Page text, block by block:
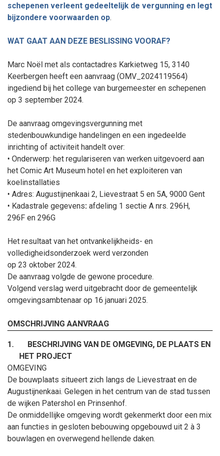
schepenen verleent gedeeltelijk de vergunning en legt
bijzondere voorwaarden op.
WAT GAAT AAN DEZE BESLISSING VOORAF?
Marc Noël met als contactadres Karkietweg 15, 3140
Keerbergen heeft een aanvraag (OMV_2024119564)
ingediend bij het college van burgemeester en schepenen
op 3 september 2024.
De aanvraag omgevingsvergunning met
stedenbouwkundige handelingen en een ingedeelde
inrichting of activiteit handelt over:
• Onderwerp: het regulariseren van werken uitgevoerd aan
het Comic Art Museum hotel en het exploiteren van
koelinstallaties
• Adres: Augustijnenkaai 2, Lievestraat 5 en 5A, 9000 Gent
• Kadastrale gegevens: afdeling 1 sectie A nrs. 296H,
296F en 296G
Het resultaat van het ontvankelijkheids- en
volledigheidsonderzoek werd verzonden
op 23 oktober 2024.
De aanvraag volgde de gewone procedure.
Volgend verslag werd uitgebracht door de gemeentelijk
omgevingsambtenaar op 16 januari 2025.
OMSCHRIJVING AANVRAAG
1.
BESCHRIJVING VAN DE OMGEVING, DE PLAATS EN
HET PROJECT
OMGEVING
De bouwplaats situeert zich langs de Lievestraat en de
Augustijnenkaai. Gelegen in het centrum van de stad tussen
de wijken Patershol en Prinsenhof.
De onmiddellijke omgeving wordt gekenmerkt door een mix
aan functies in gesloten bebouwing opgebouwd uit 2 à 3
bouwlagen en overwegend hellende daken.